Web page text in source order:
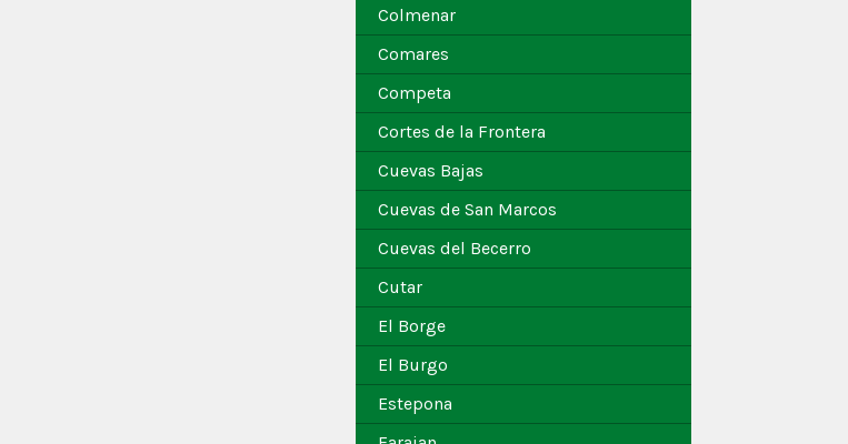
Colmenar
Comares
Competa
Cortes de la Frontera
Cuevas Bajas
Cuevas de San Marcos
Cuevas del Becerro
Cutar
El Borge
El Burgo
Estepona